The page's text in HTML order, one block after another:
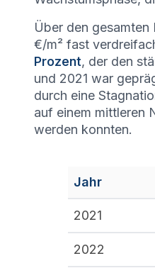
Über den
€/m² fast
Prozent, der den
und 2021 war
durch eine
auf einem mittleren
werden konnten.
Jahr
2021
2022